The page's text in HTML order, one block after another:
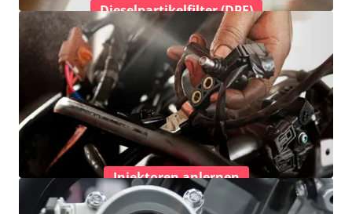
Dieselpartikelfilter (DPF)
Injektoren anlernen